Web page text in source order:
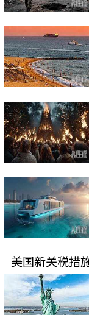
美国新关税措